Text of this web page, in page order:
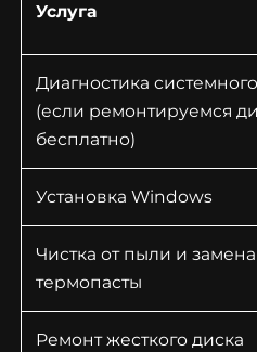
Услуга
Диагностика
(если ремонтируемся
бесплатно)
Установка Windows
Чистка от пыли и замена
термопасты
Ремонт жесткого диска